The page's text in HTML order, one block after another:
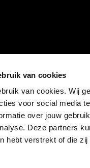
van cookies
van cookies. Wij
voor social media
over jouw
Deze partners
hebt verstrekt of die